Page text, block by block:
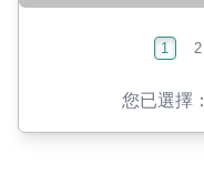
1 2
您已選擇：